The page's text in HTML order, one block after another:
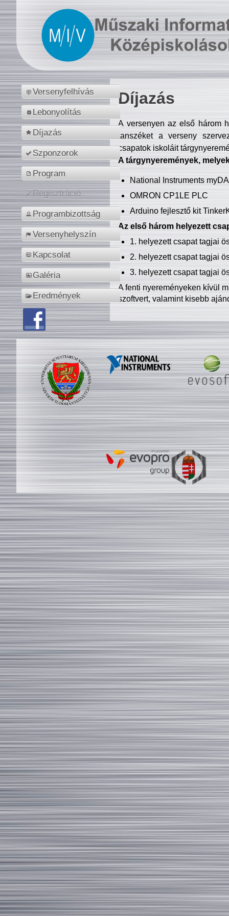
Versenyfelhívás
Lebonyolítás
Díjazás
Szponzorok
Program
Regisztráció
Programbizottság
Versenyhelyszín
Kapcsolat
Galéria
Eredmények
Díjazás
A versenyen az első három
tanszéket a verseny
csapatok iskoláit
A tárgynyeremények,
National Instruments
OMRON CP1LE PLC
Arduino fejlesztő kit
Az első három helyezett
1. helyezett csapat tagjai
2. helyezett csapat tagjai
3. helyezett csapat tagjai
A fenti nyereményeken kívül
szoftvert, valamint kisebb